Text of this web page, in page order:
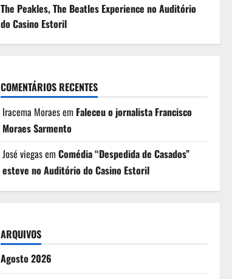
The Peakles, The Beatles Experience no Auditório
do Casino Estoril
COMENTÁRIOS RECENTES
Iracema Moraesem Faleceu o jornalista Francisco
Moraes Sarmento
José viegasem Comédia “Despedida de Casados”
esteve no Auditório do Casino Estoril
ARQUIVOS
Agosto 2026